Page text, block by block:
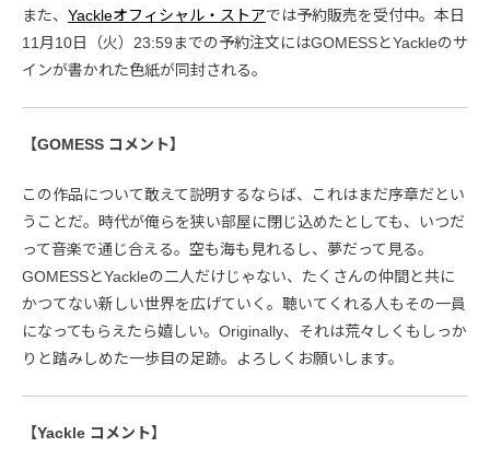
また、 Yackleオフィシャル・ストアでは予約販売を受付中。本日
11月10日（火）23:59までの予約注文にはGOMESSとYackleのサ
インが書かれた色紙が同封される。
【GOMESS コメント】
この作品について敢えて説明するならば、これはまだ序章だとい
うことだ。時代が俺らを狭い部屋に閉じ込めたとしても、いつだ
って音楽で通じ合える。空も海も見れるし、夢だって見る。
GOMESSとYackleの二人だけじゃない、たくさんの仲間と共に
かつてない新しい世界を広げていく。聴いてくれる人もその一員
になってもらえたら嬉しい。Originally、それは荒々しくもしっか
りと踏みしめた一歩目の足跡。よろしくお願いします。
【Yackle コメント】